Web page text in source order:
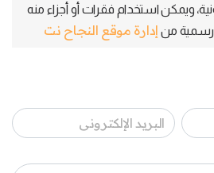
ويمكن استخدام فقرات أو أجزاء منه
رسمية من إدارة موقع النجاح نت